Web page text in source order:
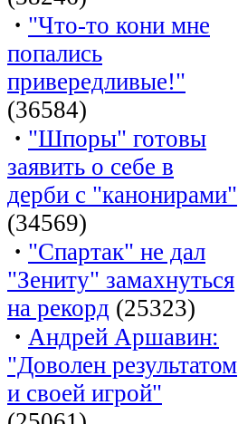
· "Что-то кони мне
попались
привередливые!"
(36584)
· "Шпоры" готовы
заявить о себе в
дерби с "канонирами"
(34569)
· "Спартак" не дал
"Зениту" замахнуться
на рекорд (25323)
· Андрей Аршавин:
"Доволен результатом
и своей игрой"